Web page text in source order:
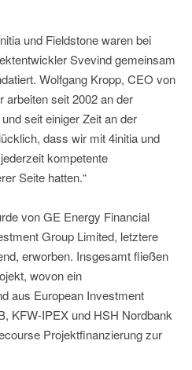
und Fieldstone waren bei
Svevind gemeinsam
Wolfgang Kropp, CEO von
arbeiten seit 2002 an der
seit einiger Zeit an der
dass wir mit 4initia und
kompetente
Seite hatten.“
von GE Energy Financial
Group Limited, letztere
erworben. Insgesamt fließen
wovon ein
aus European Investment
KFW-IPEX und HSH Nordbank
Projektfinanzierung zur